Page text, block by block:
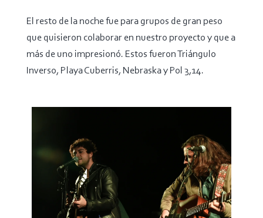
El resto de la noche fue para grupos de gran peso
que quisieron colaborar en nuestro proyecto y que a
más de uno impresionó. Estos fueron Triángulo
Inverso, Playa Cuberris, Nebraska y Pol 3,14.